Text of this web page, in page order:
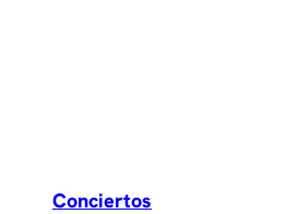
Conciertos